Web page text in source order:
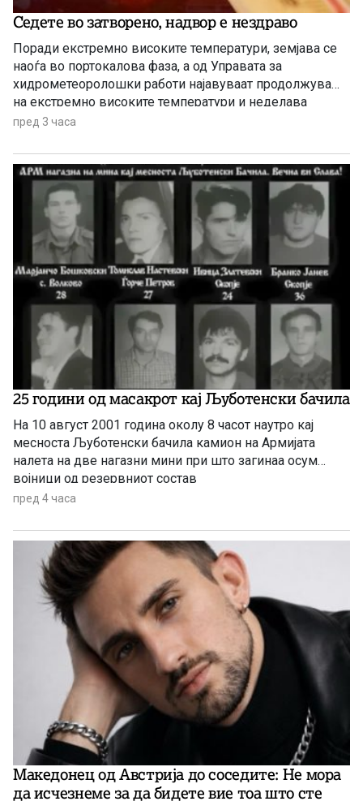
Седете во затворено, надвор е нездраво
Поради екстремно високите температури, земјава се
наоѓа во портокалова фаза, а од Управата за
хидрометеоролошки работи најавуваат продолжување
на екстремно високите температури и неделава
пред 3 часа
25 години од масакрот кај Љуботенски бачила
На 10 август 2001 година околу 8 часот наутро кај
месноста Љуботенски бачила камион на Армијата
налетa на две нагазни мини при што загинаа осум
војници од резервниот состав
пред 4 часа
Македонец од Австрија до соседите: Не мора
да исчезнеме за да бидете вие ​​тоа што сте